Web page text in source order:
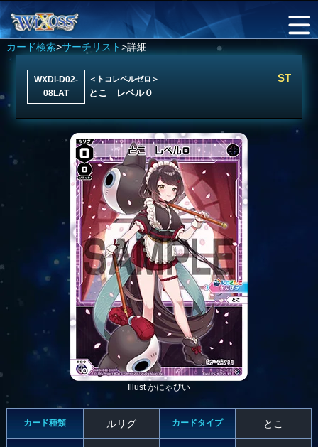
カード検索>サーチリスト>詳細
WXDi-D02-
08LAT
＜トコレベルゼロ＞
とこ レベル０
ST
Illust かにゃぴい
カード種類 ルリグ カードタイプ とこ